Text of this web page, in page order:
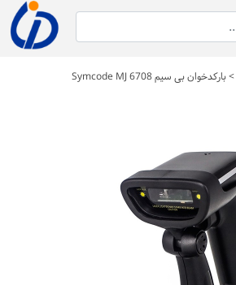
>بارکدخوان بی سیم Symcode MJ 6708